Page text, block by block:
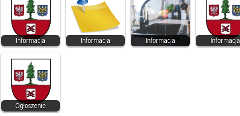
Informacja Informacja Informacja Informacja
Ogłoszenie